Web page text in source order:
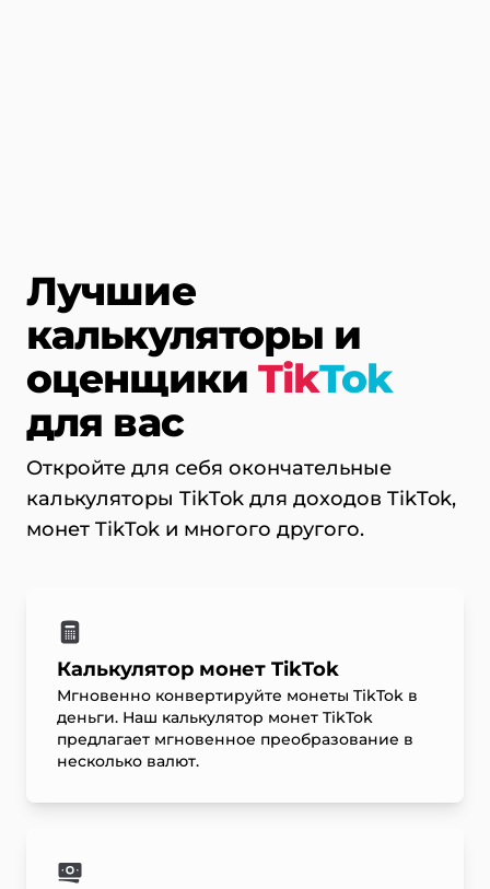
Лучшие
калькуляторы и
оценщики TikTok
для вас
Откройте для себя окончательные
калькуляторы TikTok для доходов TikTok,
монет TikTok и многого другого.
Калькулятор монет TikTok
Мгновенно конвертируйте монеты TikTok в
деньги. Наш калькулятор монет TikTok
предлагает мгновенное преобразование в
несколько валют.